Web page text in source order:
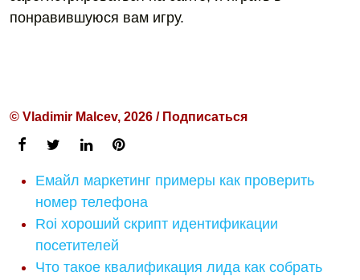
понравившуюся вам игру.
© Vladimir Malcev, 2026 / Подписаться
Емайл маркетинг примеры как проверить
номер телефона
Roi хороший скрипт идентификации
посетителей
Что такое квалификация лида как собрать